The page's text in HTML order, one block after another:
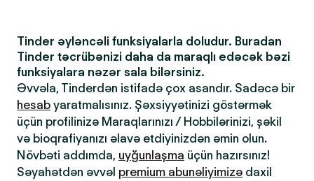
Tinder əyləncəli funksiyalarla doludur. Buradan
Tinder təcrübənizi daha da maraqlı edəcək bəzi
funksiyalara nəzər sala bilərsiniz.
Əvvəla, Tinderdən istifadə çox asandır. Sadəcə bir
hesab yaratmalısınız. Şəxsiyyətinizi göstərmək
üçün profilinizə Maraqlarınızı / Hobbilərinizi, şəkil
və bioqrafiyanızı əlavə etdiyinizdən əmin olun.
Növbəti addımda, uyğunlaşma üçün hazırsınız!
Səyahətdən əvvəl premium abunəliyimizə daxil